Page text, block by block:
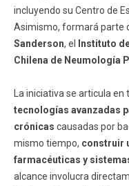
incluyendo su Centro de
Asimismo, formará parte
Sanderson, el Instituto
Chilena de Neumología
La iniciativa se articula en
tecnologías avanzadas
crónicas causadas por
mismo tiempo, construir
farmacéuticas y
alcance involucra